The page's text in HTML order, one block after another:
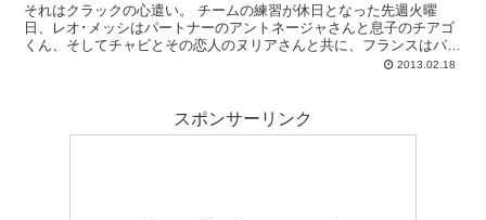
それはクラックの心遣い。 チームの練習が休日となった先週火曜
日、レオ･メッシはパートナーのアントネージャさんと息子のチアゴ
くん、そしてチャビとその恋人のヌリアさんと共に、フランスはパリ
2013.02.18
スポンサーリンク